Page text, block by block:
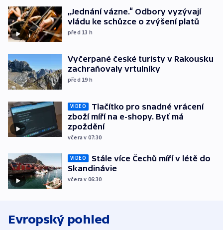
„Jednání vázne.“ Odbory vyzývají
vládu ke schůzce o zvýšení platů
před 13 h
Vyčerpané české turisty v Rakousku
zachraňovaly vrtulníky
před 19 h
VIDEO
Tlačítko pro snadné vrácení
zboží míří na e-shopy. Byť má
zpoždění
včera v 07:30
VIDEO
Stále více Čechů míří v létě do
Skandinávie
včera v 06:30
Evropský pohled